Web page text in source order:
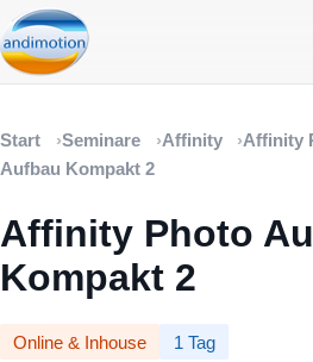
Start Seminare Affinity
Affinity
Aufbau Kompakt 2
Affinity Photo
Kompakt 2
Online & Inhouse 1 Tag